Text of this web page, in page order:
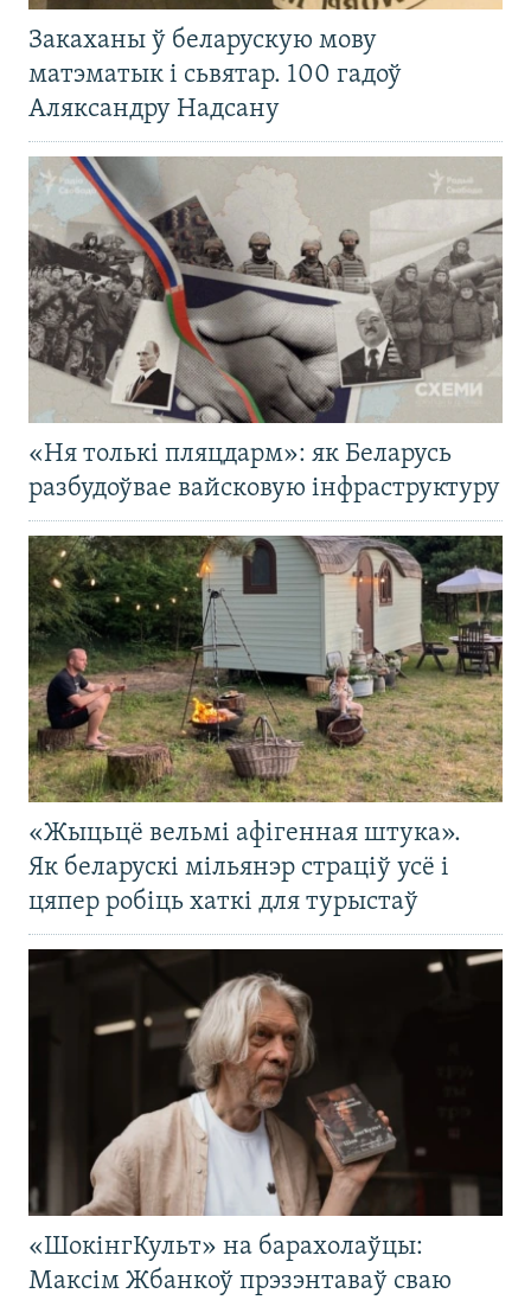
Закаханы ў беларускую мову
матэматык і сьвятар. 100 гадоў
Аляксандру Надсану
«Ня толькі пляцдарм»: як Беларусь
разбудоўвае вайсковую інфраструктуру
«Жыцьцё вельмі афігенная штука».
Як беларускі мільянэр страціў усё і
цяпер робіць хаткі для турыстаў
«ШокінгКульт» на барахолаўцы:
Максім Жбанкоў прэзэнтаваў сваю